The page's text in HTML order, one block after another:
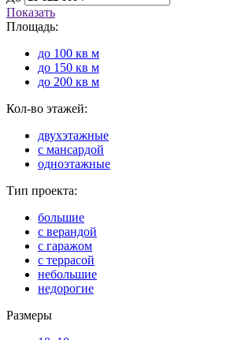
Показать
Площадь:
до 100 кв м
до 150 кв м
до 200 кв м
Кол-во этажей:
двухэтажные
с мансардой
одноэтажные
Тип проекта:
большие
с верандой
с гаражом
с террасой
небольшие
недорогие
Размеры